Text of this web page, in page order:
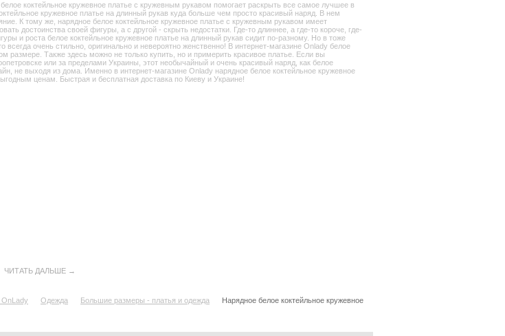
коктейльное кружевное платье с кружевным рукавом помогает раскрыть все самое лучшее в
кружевное платье на длинный рукав куда больше чем просто красивый наряд. В нем
К тому же, нарядное белое коктейльное кружевное платье с кружевным рукавом имеет
достоинства своей фигуры, а с другой - скрыть недостатки. Где-то длиннее, а где-то короче, где-
и роста белое коктейльное кружевное платье на длинный рукав сидит по-разному. Но в тоже
очень стильно, оригинально и невероятно женственно! В интернет-магазине Onlady белое
размере. Также здесь можно не только купить, но и примерить красивое платье. Если вы
или за пределами Украины, этот необычайный и очень красивый наряд, как белое
не выходя из дома. Именно в интернет-магазине Onlady нарядное белое коктейльное кружевное
ценам. Быстрая и бесплатная доставка по Киеву и Украине!
ЧИТАТЬ ДАЛЬШЕ →
Одежда Большие размеры - платья и одежда
Нарядное белое коктейльное кружевное